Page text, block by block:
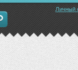
Личный